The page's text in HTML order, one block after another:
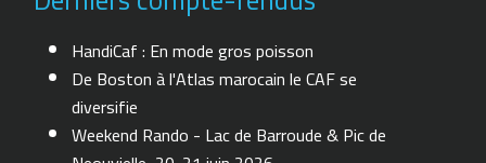
HandiCaf : En mode gros poisson
De Boston à l'Atlas marocain le CAF se
diversifie
Weekend Rando - Lac de Barroude & Pic de